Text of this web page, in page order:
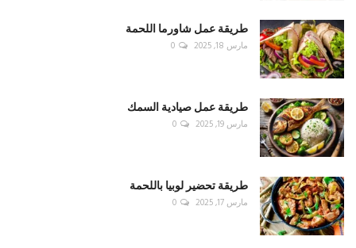
طريقة عمل شاورما اللحمة
مارس 18, 2025 0
طريقة عمل صيادية السمك
مارس 19, 2025 0
طريقة تحضير لوبيا باللحمة
مارس 17, 2025 0